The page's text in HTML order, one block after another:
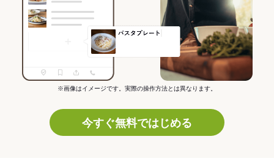
※画像はイメージです。実際の操作方法とは異なります。
今すぐ無料ではじめる